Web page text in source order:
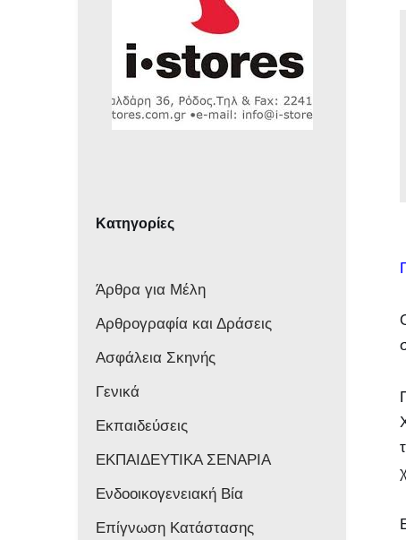
Κατηγορίες
Άρθρα για Μέλη
Αρθρογραφία και Δράσεις
Ασφάλεια Σκηνής
Γενικά
Εκπαιδεύσεις
ΕΚΠΑΙΔΕΥΤΙΚΑ ΣΕΝΑΡΙΑ
Ενδοοικογενειακή Βία
Επίγνωση Κατάστασης